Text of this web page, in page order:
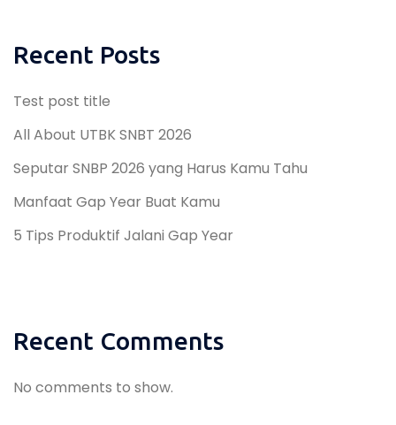
Recent Posts
Test post title
All About UTBK SNBT 2026
Seputar SNBP 2026 yang Harus Kamu Tahu
Manfaat Gap Year Buat Kamu
5 Tips Produktif Jalani Gap Year
Recent Comments
No comments to show.